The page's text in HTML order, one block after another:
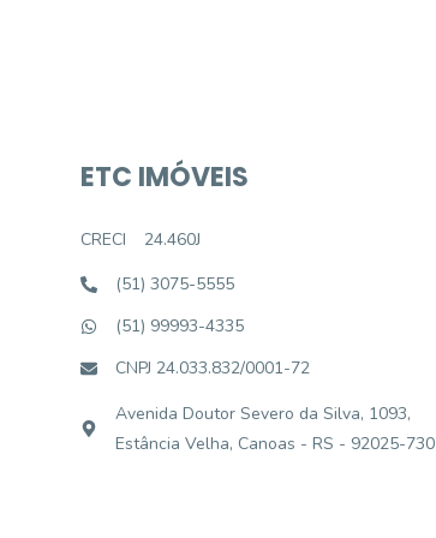
ETC IMÓVEIS
CRECI
24.460J
(51) 3075-5555
(51) 99993-4335
CNPJ 24.033.832/0001-72
Avenida Doutor Severo da Silva, 1093,
Estância Velha, Canoas - RS - 92025-730